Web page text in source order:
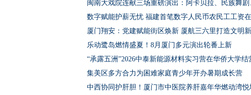
闽南大戏院连献三场重磅演出：阿卡贝拉、民族舞
数字赋能护薪无忧 福建首笔数字人民币农民工工资
厦门翔安：党建赋能街区焕新 厦航三六里打造文明
乐动鹭岛燃情盛夏！8月厦门多元演出轮番上新
“承露五洲”2026中泰新能源材料实习营在华侨大学结
集美区多方合力为困难家庭青少年开办暑期成长营
中西协同护肝胆！厦门市中医院养肝嘉年华燃动湾悦